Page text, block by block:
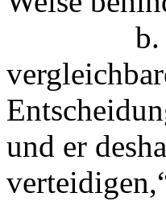
b. an
und er